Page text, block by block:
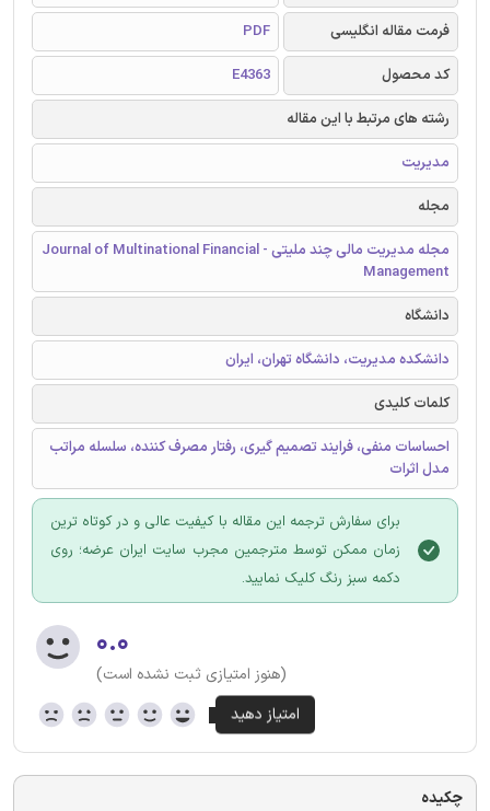
فرمت مقاله انگلیسی
PDF
کد محصول
E4363
رشته های مرتبط با این مقاله
مدیریت
مجله
مجله مدیریت مالی چند ملیتی - Journal of Multinational Financial
Management
دانشگاه
دانشکده مدیریت، دانشگاه تهران، ایران
کلمات کلیدی
احساسات منفی، فرایند تصمیم گیری، رفتار مصرف کننده، سلسله مراتب
مدل اثرات
برای سفارش ترجمه این مقاله با کیفیت عالی و در کوتاه ترین
زمان ممکن توسط مترجمین مجرب سایت ایران عرضه؛ روی
دکمه سبز رنگ کلیک نمایید.
۰.۰
(هنوز امتیازی ثبت نشده است)
چکیده